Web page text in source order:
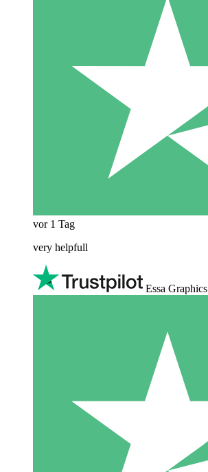
vor 1 Tag
very helpfull
Essa Graphics